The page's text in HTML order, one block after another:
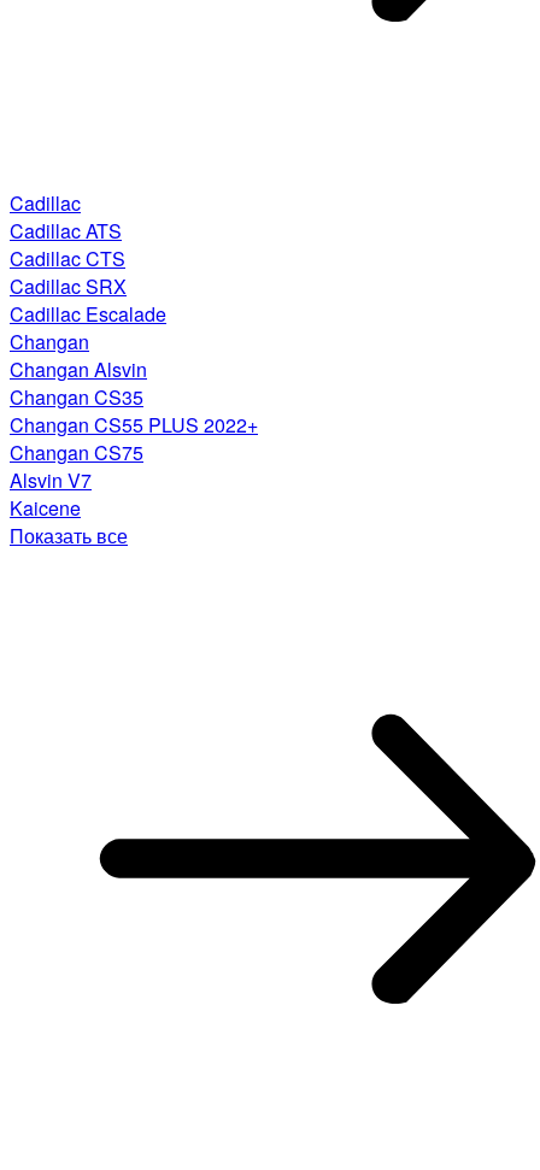
Cadillac
Cadillac ATS
Cadillac CTS
Cadillac SRX
Cadillac Escalade
Changan
Changan Alsvin
Changan CS35
Changan CS55 PLUS 2022+
Changan CS75
Alsvin V7
Kaicene
Показать все